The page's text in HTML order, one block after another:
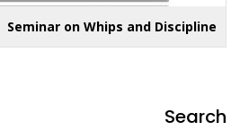
Seminar on Whips and Discipline
Search